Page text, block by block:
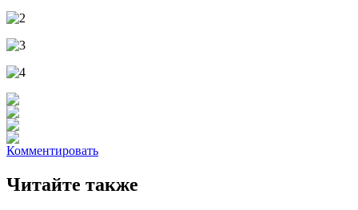
Комментировать
Читайте также